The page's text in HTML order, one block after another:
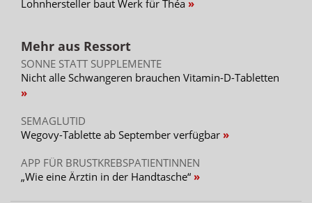
Lohnhersteller baut Werk für Théa
Mehr aus Ressort
SONNE STATT SUPPLEMENTE
Nicht alle Schwangeren brauchen Vitamin-D-Tabletten
SEMAGLUTID
Wegovy-Tablette ab September verfügbar
APP FÜR BRUSTKREBSPATIENTINNEN
„Wie eine Ärztin in der Handtasche“